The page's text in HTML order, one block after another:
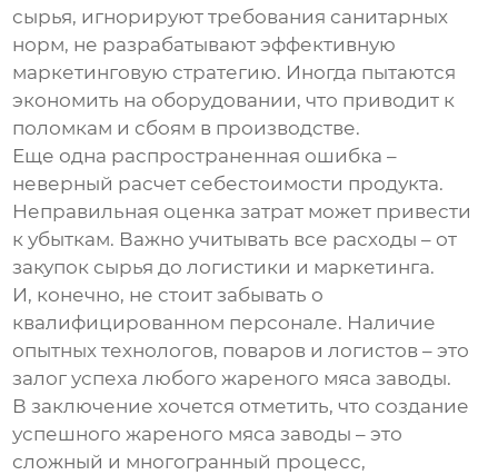
сырья, игнорируют требования санитарных
норм, не разрабатывают эффективную
маркетинговую стратегию. Иногда пытаются
экономить на оборудовании, что приводит к
поломкам и сбоям в производстве.
Еще одна распространенная ошибка –
неверный расчет себестоимости продукта.
Неправильная оценка затрат может привести
к убыткам. Важно учитывать все расходы – от
закупок сырья до логистики и маркетинга.
И, конечно, не стоит забывать о
квалифицированном персонале. Наличие
опытных технологов, поваров и логистов – это
залог успеха любогожареного мяса заводы.
В заключение хочется отметить, что создание
успешногожареного мяса заводы – это
сложный и многогранный процесс,